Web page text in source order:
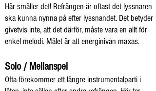
Här smäller det! Refrängen är oftast det lyssnaren
ska kunna nynna på efter lyssnandet. Det betyder
givetvis inte, att det därför, måste vara en allt för
enkel melodi. Målet är att energinivån maxas.
Solo / Mellanspel
Ofta förekommer ett längre instrumentalparti i